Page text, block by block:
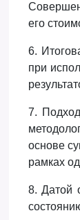
его
6.
при
7.
основе
рамках
8. Датой